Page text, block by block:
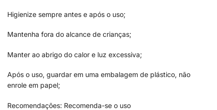
Higienize sempre antes e após o uso;
Mantenha fora do alcance de crianças;
Manter ao abrigo do calor e luz excessiva;
Após o uso, guardar em uma embalagem de plástico, não
enrole em papel;
Recomendações: Recomenda-se o uso